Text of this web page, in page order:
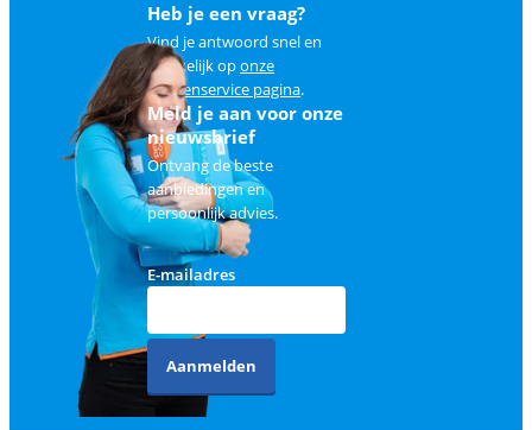
Heb je een vraag?
Vind je antwoord snel en
makkelijk oponze
klantenservice pagina.
Meld je aan voor onze
nieuwsbrief
Ontvang de beste
aanbiedingen en
persoonlijk advies.
E-mailadres
Aanmelden